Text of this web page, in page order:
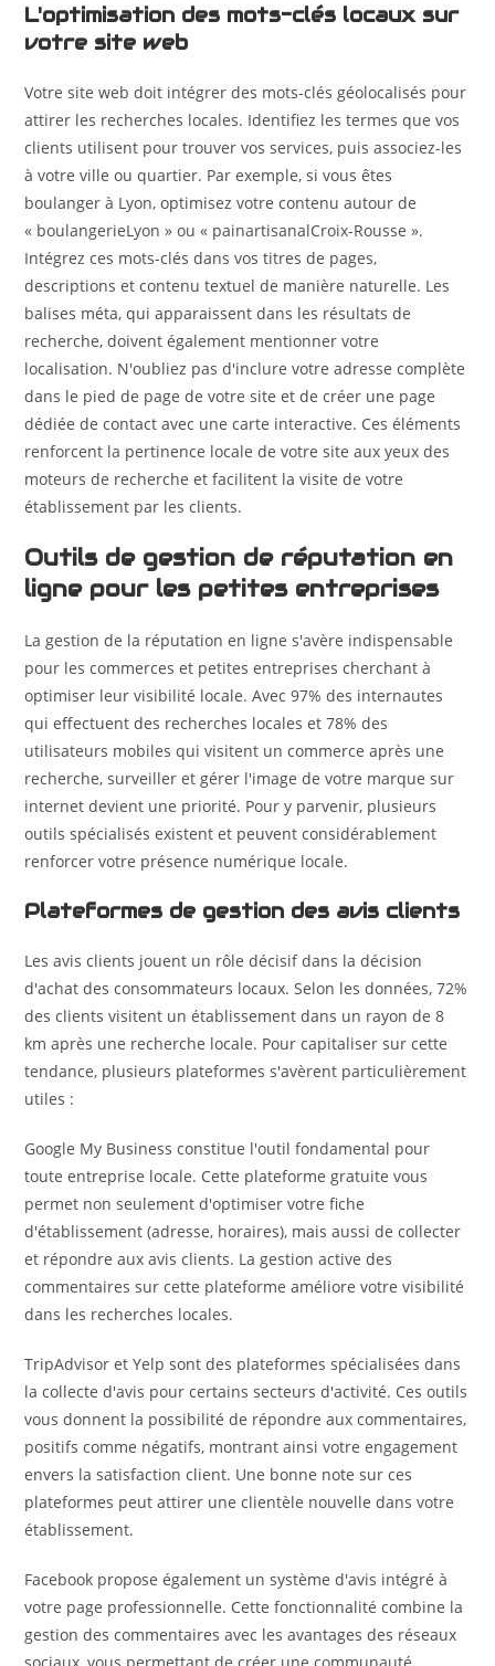
L'optimisation des mots-clés locaux sur
votre site web
Votre site web doit intégrer des mots-clés géolocalisés pour
attirer les recherches locales. Identifiez les termes que vos
clients utilisent pour trouver vos services, puis associez-les
à votre ville ou quartier. Par exemple, si vous êtes
boulanger à Lyon, optimisez votre contenu autour de
« boulangerieLyon » ou « painartisanalCroix-Rousse ».
Intégrez ces mots-clés dans vos titres de pages,
descriptions et contenu textuel de manière naturelle. Les
balises méta, qui apparaissent dans les résultats de
recherche, doivent également mentionner votre
localisation. N'oubliez pas d'inclure votre adresse complète
dans le pied de page de votre site et de créer une page
dédiée de contact avec une carte interactive. Ces éléments
renforcent la pertinence locale de votre site aux yeux des
moteurs de recherche et facilitent la visite de votre
établissement par les clients.
Outils de gestion de réputation en
ligne pour les petites entreprises
La gestion de la réputation en ligne s'avère indispensable
pour les commerces et petites entreprises cherchant à
optimiser leur visibilité locale. Avec 97% des internautes
qui effectuent des recherches locales et 78% des
utilisateurs mobiles qui visitent un commerce après une
recherche, surveiller et gérer l'image de votre marque sur
internet devient une priorité. Pour y parvenir, plusieurs
outils spécialisés existent et peuvent considérablement
renforcer votre présence numérique locale.
Plateformes de gestion des avis clients
Les avis clients jouent un rôle décisif dans la décision
d'achat des consommateurs locaux. Selon les données, 72%
des clients visitent un établissement dans un rayon de 8
km après une recherche locale. Pour capitaliser sur cette
tendance, plusieurs plateformes s'avèrent particulièrement
utiles :
Google My Business constitue l'outil fondamental pour
toute entreprise locale. Cette plateforme gratuite vous
permet non seulement d'optimiser votre fiche
d'établissement (adresse, horaires), mais aussi de collecter
et répondre aux avis clients. La gestion active des
commentaires sur cette plateforme améliore votre visibilité
dans les recherches locales.
TripAdvisor et Yelp sont des plateformes spécialisées dans
la collecte d'avis pour certains secteurs d'activité. Ces outils
vous donnent la possibilité de répondre aux commentaires,
positifs comme négatifs, montrant ainsi votre engagement
envers la satisfaction client. Une bonne note sur ces
plateformes peut attirer une clientèle nouvelle dans votre
établissement.
Facebook propose également un système d'avis intégré à
votre page professionnelle. Cette fonctionnalité combine la
gestion des commentaires avec les avantages des réseaux